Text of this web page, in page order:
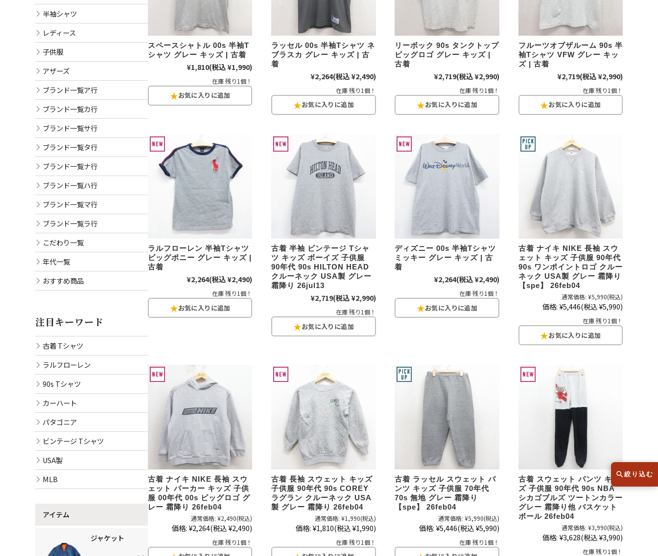
スターウォーズ
ラルフローレン 6 大きいサイズ
ディズニー
Search by Brandブランドから探す
チャンピオン パタゴニア
カーハート ディッキーズ
アディダス ナイキ
リーバイス ラッセル・アスレチック
ア行 サ行 タ行
ナ行
ハ行
マ行 ラ行
Search by Item
ジャケット スウェット セーター
半袖シャツ Tシャツ
レディース 子供服
Search by Particularこだわりから探す
サイズから探す（メンズ）
スペースシャトル 00s 半袖T
シャツ グレー キッズ | 古着
¥1,810(税込 ¥1,990)
在庫 残り1個！
ラッセル 00s 半袖Tシャツ ネ
ブラスカ グレー キッズ | 古
着
¥2,264(税込 ¥2,490)
在庫 残り1個！
リーボック 90s タンクトップ
ビッグロゴ グレー キッズ |
古着
¥2,719(税込 ¥2,990)
在庫 残り1個！
フルーツオブザルーム 90s 半
袖Tシャツ VFW グレー キッ
ズ | 古着
¥2,719(税込 ¥2,990)
在庫 残り1個！
ラルフローレン 半袖Tシャツ
ビッグポニー グレー キッズ |
古着
¥2,264(税込 ¥2,490)
在庫 残り1個！
古着 半袖 ビンテージ Tシャ
ツ キッズ ボーイズ 子供服
90年代 90s HILTON HEAD
クルーネック USA製 グレー
霜降り 26jul13
¥2,719(税込 ¥2,990)
在庫 残り1個！
ディズニー 00s 半袖Tシャツ
ミッキー グレー キッズ | 古
着
¥2,264(税込 ¥2,490)
在庫 残り1個！
古着 ナイキ NIKE 長袖 スウ
ェット キッズ 子供服 90年代
90s ワンポイントロゴ クルー
ネック USA製 グレー 霜降り
【spe】 26feb04
通常価格: ¥5,990(税込)
価格: ¥5,446(税込 ¥5,990)
在庫 残り1個！
古着 ナイキ NIKE 長袖 スウ
ェット パーカー キッズ 子供
服 00年代 00s ビッグロゴ グ
レー 霜降り 26feb04
通常価格: ¥2,490(税込)
価格: ¥2,264(税込 ¥2,490)
在庫 残り1個！
古着 長袖 スウェット キッズ
子供服 90年代 90s COREY
ラグラン クルーネック USA
製 グレー 霜降り 26feb04
通常価格: ¥1,990(税込)
価格: ¥1,810(税込 ¥1,990)
在庫 残り1個！
古着 ラッセル スウェット パ
ンツ キッズ 子供服 70年代
70s 無地 グレー 霜降り
【spe】 26feb04
通常価格: ¥5,990(税込)
価格: ¥5,446(税込 ¥5,990)
在庫 残り1個！
古着 スウェット パンツ キッ
ズ 子供服 90年代 90s NBA
シカゴブルズ ツートンカラー
グレー 霜降り他 バスケット
ボール 26feb04
通常価格: ¥3,990(税込)
価格: ¥3,628(税込 ¥3,990)
在庫 残り1個！
半袖シャツ
レディース
子供服
アザーズ
ブランド一覧ア行
ブランド一覧カ行
ブランド一覧サ行
ブランド一覧タ行
ブランド一覧ナ行
ブランド一覧ハ行
ブランド一覧マ行
ブランド一覧ラ行
こだわり一覧
年代一覧
おすすめ商品
注目キーワード
古着 Tシャツ
ラルフローレン
90s Tシャツ
カーハート
パタゴニア
ビンテージ Tシャツ
USA製
MLB
アイテム
ジャケット
絞り込む